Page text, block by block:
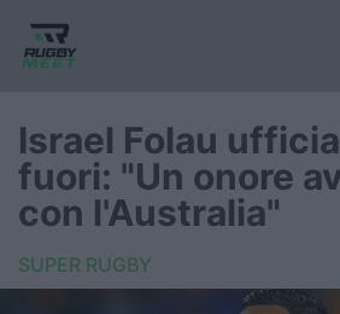
Nazionale
Nazionali giovanili
Israel Folau
fuori: "Un onore
con l'Australia"
SUPER RUGBY